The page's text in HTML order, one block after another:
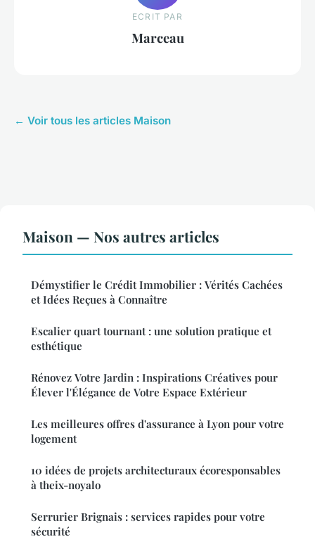
ECRIT PAR
Marceau
← Voir tous les articles Maison
Maison — Nos autres articles
Démystifier le Crédit Immobilier : Vérités Cachées
et Idées Reçues à Connaître
Escalier quart tournant : une solution pratique et
esthétique
Rénovez Votre Jardin : Inspirations Créatives pour
Élever l'Élégance de Votre Espace Extérieur
Les meilleures offres d'assurance à Lyon pour votre
logement
10 idées de projets architecturaux écoresponsables
à theix-noyalo
Serrurier Brignais : services rapides pour votre
sécurité